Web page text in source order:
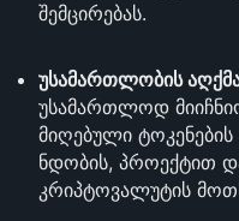
შემცირებას.
უსამართლობის
უსამართლოდ
მიღებული ტოკენების
ნდობის, პროექტით
კრიპტოვალუტის